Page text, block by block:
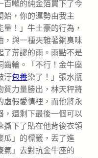
百噸的純金箔買下了今
始，你的運勢由我主
！」牛土豪的行為，
，與一種夾雜著銅臭味
了荒謬的雨。雨點不是
齒輪。「不行！金牛座
汙包養染了！」張水瓶
質力量勝出，林天秤將
虛假愛情裡，而他將永
，還剩下最後一個可以
撕下了貼在他背後衣領
瓜」的標籤，丟了進
氣」去對抗金牛座的